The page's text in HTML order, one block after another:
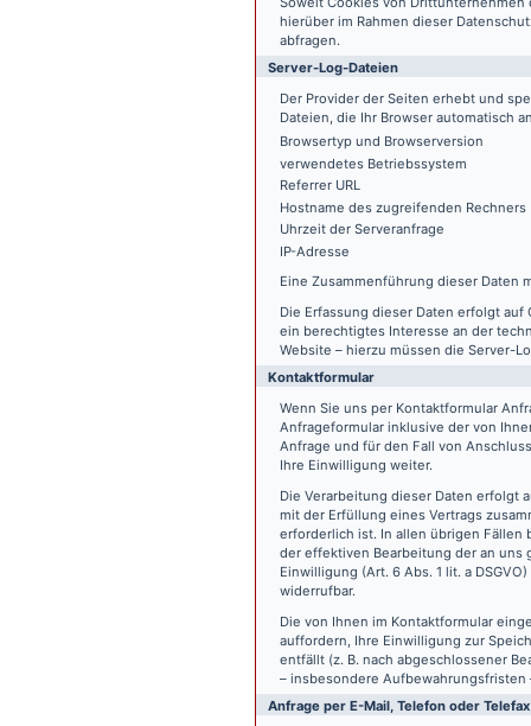
hierüber im Rahmen dieser
abfragen.
Server-Log-Dateien
Der Provider der Seiten erhebt und
Dateien, die Ihr Browser automatisch
Browsertyp und Browserversion
verwendetes Betriebssystem
Referrer URL
Hostname des zugreifenden Rechners
Uhrzeit der Serveranfrage
IP-Adresse
Eine Zusammenführung dieser Daten
Die Erfassung dieser Daten erfolgt auf
ein berechtigtes Interesse an der
Website – hierzu müssen die Server-
Kontaktformular
Wenn Sie uns per Kontaktformular
Anfrageformular inklusive der von
Anfrage und für den Fall von
Ihre Einwilligung weiter.
Die Verarbeitung dieser Daten erfolgt
mit der Erfüllung eines Vertrags
erforderlich ist. In allen übrigen Fällen
der effektiven Bearbeitung der an uns
Einwilligung (Art. 6 Abs. 1 lit. a
widerrufbar.
Die von Ihnen im Kontaktformular
auffordern, Ihre Einwilligung zur
entfällt (z. B. nach abgeschlossener
– insbesondere
Anfrage per E-Mail, Telefon oder Telefax